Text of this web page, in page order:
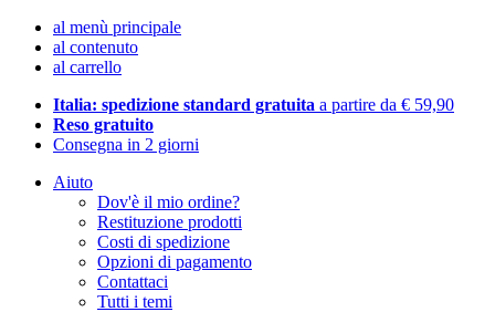
al menù principale
al contenuto
al carrello
Italia: spedizione standard gratuita a partire da € 59,90
Reso gratuito
Consegna in 2 giorni
Aiuto
Dov'è il mio ordine?
Restituzione prodotti
Costi di spedizione
Opzioni di pagamento
Contattaci
Tutti i temi